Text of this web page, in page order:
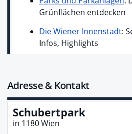
Grünflächen entdecken
Die Wiener Innenstadt:
Infos, Highlights
Adresse & Kontakt
Schubertpark
in 1180Wien